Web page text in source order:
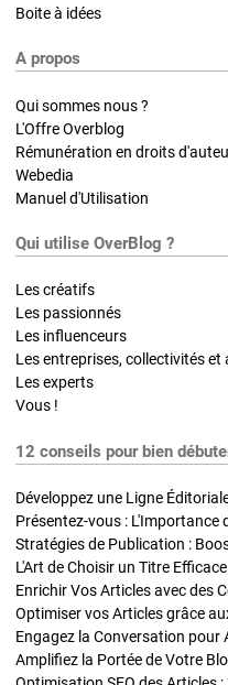
Boite à idées
A propos
Qui sommes nous ?
L'Offre Overblog
Rémunération en droits
Webedia
Manuel d'Utilisation
Qui utilise OverBlog ?
Les créatifs
Les passionnés
Les influenceurs
Les entreprises, collectivités
Les experts
Vous !
12 conseils pour bien
Développez une Ligne
Présentez-vous : L'Importance
L'Art de Choisir un Titre
Optimiser vos Articles grâce
Engagez la Conversation pour
Amplifiez la Portée de Votre